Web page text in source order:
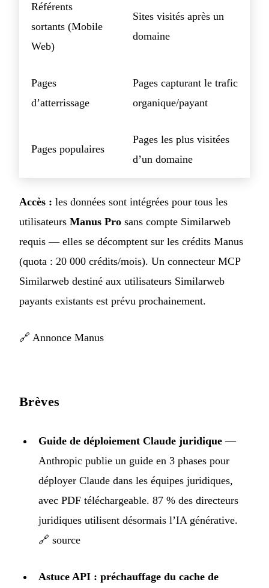
Référents
sortants (Mobile
Web)
Sites visités après un
domaine
Pages
d’atterrissage
Pages capturant le trafic
organique/payant
Pages populaires
Pages les plus visitées
d’un domaine
Accès : les données sont intégrées pour tous les
utilisateurs Manus Pro sans compte Similarweb
requis — elles se décomptent sur les crédits Manus
(quota : 20 000 crédits/mois). Un connecteur MCP
Similarweb destiné aux utilisateurs Similarweb
payants existants est prévu prochainement.
🔗 Annonce Manus
Brèves
Guide de déploiement Claude juridique —
Anthropic publie un guide en 3 phases pour
déployer Claude dans les équipes juridiques,
avec PDF téléchargeable. 87 % des directeurs
juridiques utilisent désormais l’IA générative.
🔗 source
Astuce API : préchauffage du cache de